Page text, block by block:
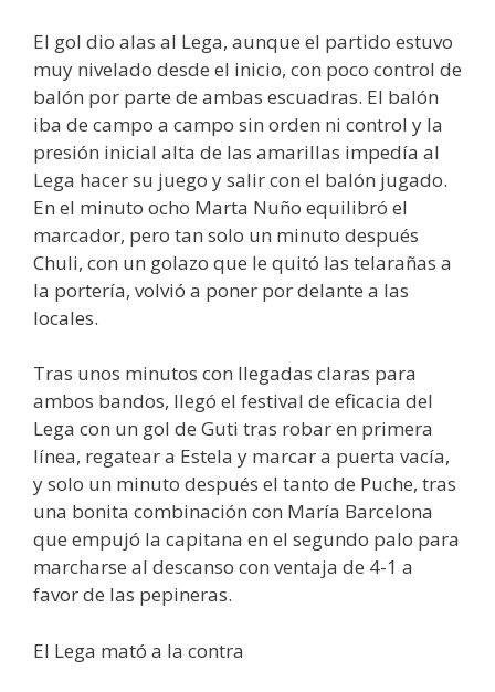
El gol dio alas al Lega, aunque el partido estuvo
muy nivelado desde el inicio, con poco control de
balón por parte de ambas escuadras. El balón
iba de campo a campo sin orden ni control y la
presión inicial alta de las amarillas impedía al
Lega hacer su juego y salir con el balón jugado.
En el minuto ocho Marta Nuño equilibró el
marcador, pero tan solo un minuto después
Chuli, con un golazo que le quitó las telarañas a
la portería, volvió a poner por delante a las
locales.
Tras unos minutos con llegadas claras para
ambos bandos, llegó el festival de eficacia del
Lega con un gol de Guti tras robar en primera
línea, regatear a Estela y marcar a puerta vacía,
y solo un minuto después el tanto de Puche, tras
una bonita combinación con María Barcelona
que empujó la capitana en el segundo palo para
marcharse al descanso con ventaja de 4-1 a
favor de las pepineras.
El Lega mató a la contra